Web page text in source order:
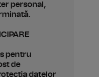
personal,
pentru
de
datelor